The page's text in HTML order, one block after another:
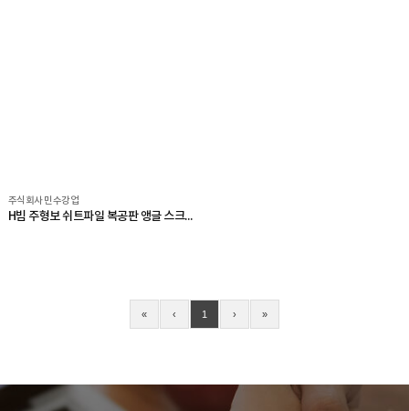
주식회사 민수강업
H빔 주형보 쉬트파일 복공판 앵글 스크류잭 유압잭 앵글잭 ㄱ앵글 중고철강
« ‹ 1 › »